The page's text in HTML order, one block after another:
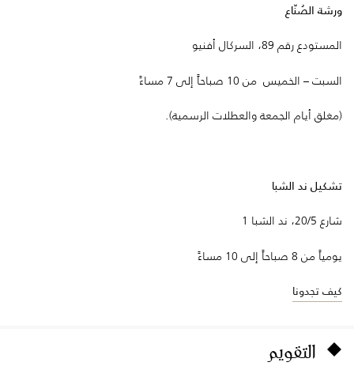
ورشة الصُنّاع
المستودع رقم 89، السركال أفنيو
السبت – الخميس من 10 صباحاً إلى 7 مساءً
(مغلق أيام الجمعة والعطلات الرسمية).
تشكيل ند الشبا
شارع 20/5، ند الشبا 1
يومياً من 8 صباحاً إلى 10 مساءً
كيف تجدونا
التقويم